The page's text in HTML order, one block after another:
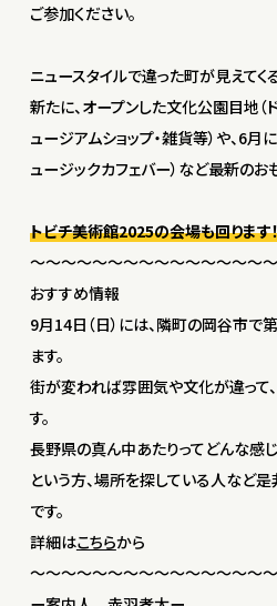
ご参加ください。
ニュースタイルで違った町が見えてく
新たに、オープンした文化公園目地（
ュージアムショップ・雑貨等）や、6
ュージックカフェバー）など最新のお
トビチ美術館2025の会場も回ります！
〜〜〜〜〜〜〜〜〜〜〜〜〜〜〜
おすすめ情報
9月14日（日）には、隣町の岡谷市
ます。
街が変われば雰囲気や文化が違って
す。
長野県の真ん中あたりってどんな感じ
という方、場所を探している人など
です。
詳細はこちらから
〜〜〜〜〜〜〜〜〜〜〜〜〜〜〜